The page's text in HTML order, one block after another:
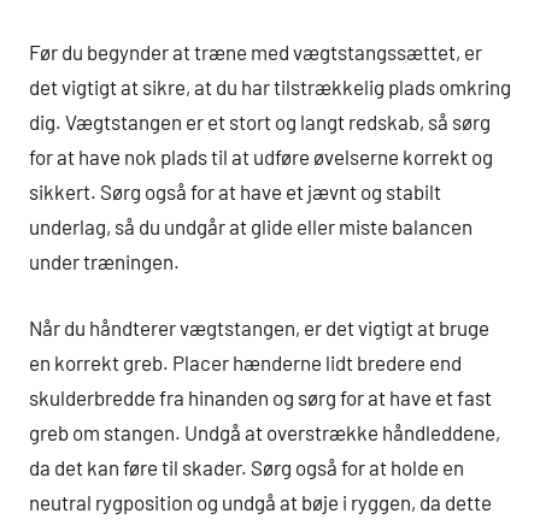
Før du begynder at træne med vægtstangssættet, er
det vigtigt at sikre, at du har tilstrækkelig plads omkring
dig. Vægtstangen er et stort og langt redskab, så sørg
for at have nok plads til at udføre øvelserne korrekt og
sikkert. Sørg også for at have et jævnt og stabilt
underlag, så du undgår at glide eller miste balancen
under træningen.
Når du håndterer vægtstangen, er det vigtigt at bruge
en korrekt greb. Placer hænderne lidt bredere end
skulderbredde fra hinanden og sørg for at have et fast
greb om stangen. Undgå at overstrække håndleddene,
da det kan føre til skader. Sørg også for at holde en
neutral rygposition og undgå at bøje i ryggen, da dette